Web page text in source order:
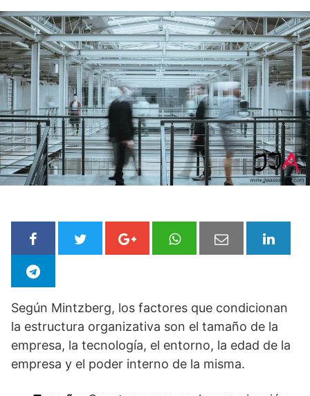
Según Mintzberg, los factores que condicionan
la estructura organizativa son el tamaño de la
empresa, la tecnología, el entorno, la edad de la
empresa y el poder interno de la misma.